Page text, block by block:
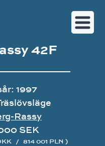
42F
1997
Rassy
SEK
/ 814 001 PLN )